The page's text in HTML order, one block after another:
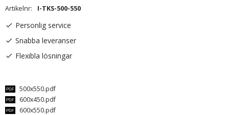
Artikelnr I-TKS-500-550
Personlig service
Snabba leveranser
Flexibla lösningar
500x550.pdf
600x450.pdf
600x550.pdf